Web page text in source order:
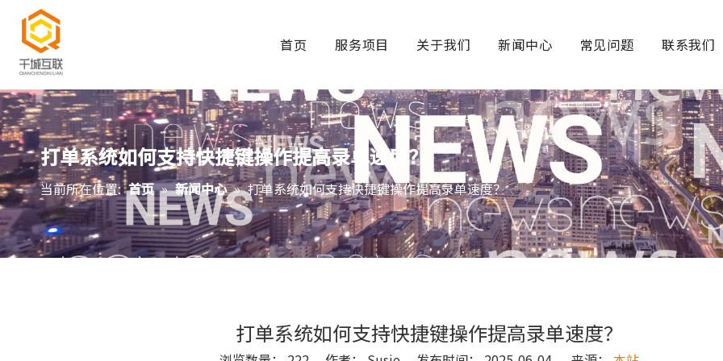
首页 服务项目 关于我们 新闻中心 常见问题 联系我们
打单系统如何支持快捷键操作提高录单速度？
当前所在位置: 首页 » 新闻中心 » 打单系统如何支持快捷键操作提高录单速度？
打单系统如何支持快捷键操作提高录单速度？